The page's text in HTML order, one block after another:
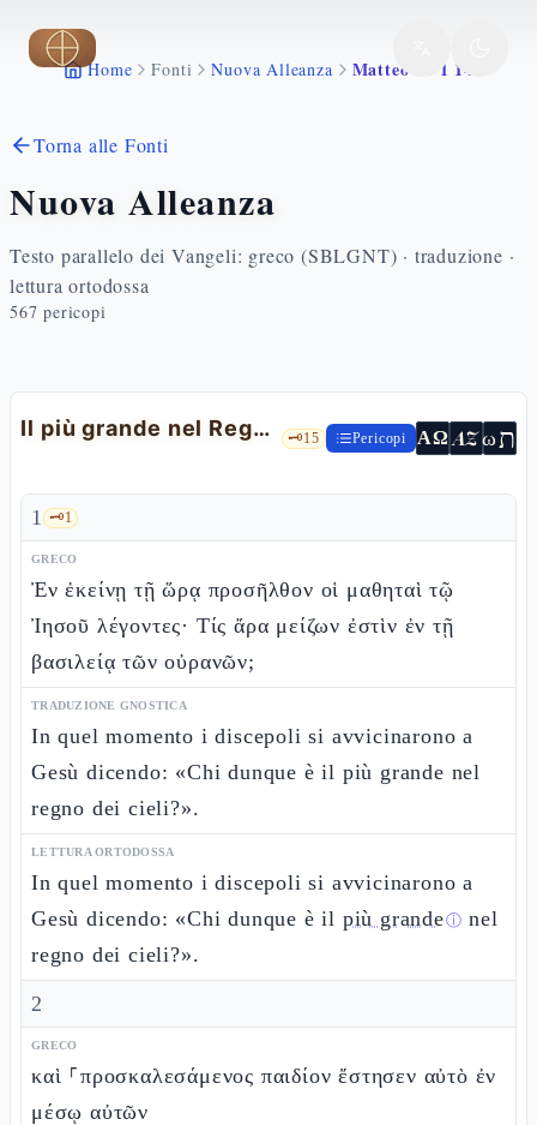
Vai al contenuto principale
Home Fonti Nuova Alleanza Matteo 18 1 14
Torna alle Fonti
Nuova Alleanza
Testo parallelo dei Vangeli: greco (SBLGNT) · traduzione ·
lettura ortodossa
567 pericopi
Il più grande nel Regno e la pecora smarrita 🗝️15 Pericopi ΑΩ AZωת
1 🗝️1
GRECO
Ἐν ἐκείνῃ τῇ ὥρᾳ προσῆλθον οἱ μαθηταὶ τῷ
Ἰησοῦ λέγοντες· Τίς ἄρα μείζων ἐστὶν ἐν τῇ
βασιλείᾳ τῶν οὐρανῶν;
TRADUZIONE GNOSTICA
In quel momento i discepoli si avvicinarono a
Gesù dicendo: «Chi dunque è il più grande nel
regno dei cieli?».
LETTURA ORTODOSSA
In quel momento i discepoli si avvicinarono a
Gesù dicendo: «Chi dunque è il più grandeⓘ nel
regno dei cieli?».
2
GRECO
καὶ ⸀προσκαλεσάμενος παιδίον ἔστησεν αὐτὸ ἐν
μέσῳ αὐτῶν